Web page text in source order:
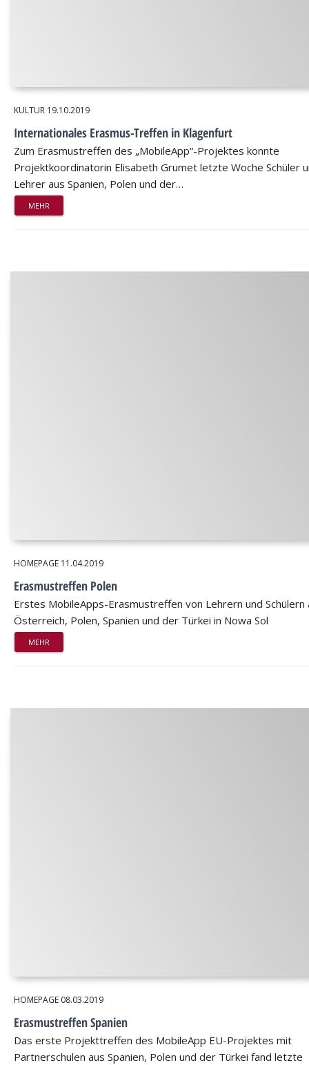
KULTUR 19.10.2019
Internationales Erasmus-Treffen in Klagenfurt
Zum Erasmustreffen des „MobileApp“-Projektes konnte
Projektkoordinatorin Elisabeth Grumet letzte Woche Schüler
Lehrer aus Spanien, Polen und der…
MEHR
HOMEPAGE 11.04.2019
Erasmustreffen Polen
Erstes MobileApps-Erasmustreffen von Lehrern und Schülern
Österreich, Polen, Spanien und der Türkei in Nowa Sol
MEHR
HOMEPAGE 08.03.2019
Erasmustreffen Spanien
Das erste Projekttreffen des MobileApp EU-Projektes mit
Partnerschulen aus Spanien, Polen und der Türkei fand letzte